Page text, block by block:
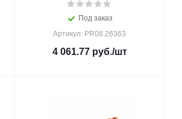
Под заказ
Артикул: PR08.26363
4 061.77руб./шт